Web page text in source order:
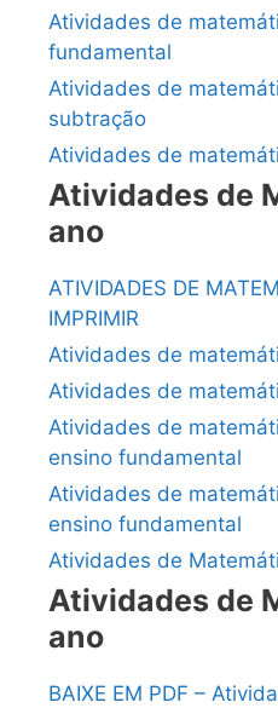
Atividades de
fundamental
Atividades de
subtração
Atividades de
Atividades de
ano
ATIVIDADES DE
IMPRIMIR
Atividades de
Atividades de
Atividades de
ensino fundamental
Atividades de
ensino fundamental
Atividades de
Atividades de
ano
BAIXE EM PDF –